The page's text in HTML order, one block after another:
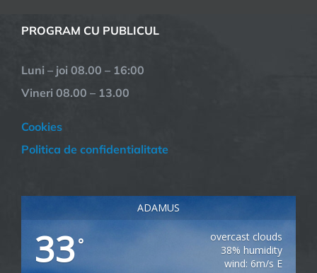
PROGRAM CU PUBLICUL
Luni – joi 08.00 – 16:00
Vineri 08.00 – 13.00
Cookies
Politica de confidentialitate
ADAMUS
33°
overcast clouds
38% humidity
wind: 6m/s E